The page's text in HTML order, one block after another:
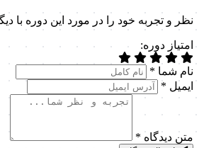
نظر و تجربه خود را در مورد این دوره با
امتیاز دوره:
نام شما *
ایمیل *
متن دیدگاه *